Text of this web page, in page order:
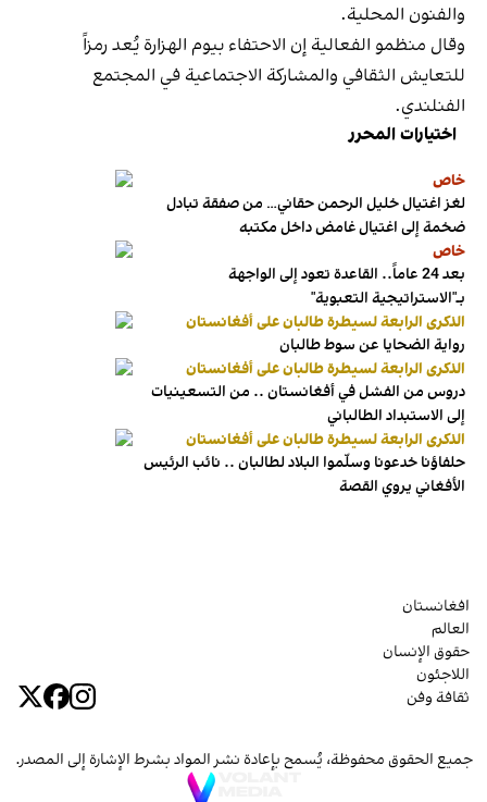
والفنون المحلية.
وقال منظمو الفعالية إن الاحتفاء بيوم الهزارة يُعد رمزاً
للتعايش الثقافي والمشاركة الاجتماعية في المجتمع
الفنلندي.
اختيارات المحرر
خاص
لغز اغتيال خليل الرحمن حقاني… من صفقة تبادل
ضخمة إلى اغتيال غامض داخل مكتبه
خاص
بعد 24 عاماً.. القاعدة تعود إلى الواجهة
بـ"الاستراتيجية التعبوية"
الذكرى الرابعة لسيطرة طالبان على أفغانستان
رواية الضحايا عن سوط طالبان
الذكرى الرابعة لسيطرة طالبان على أفغانستان
دروس من الفشل في أفغانستان .. من التسعينيات
إلى الاستبداد الطالباني
الذكرى الرابعة لسيطرة طالبان على أفغانستان
حلفاؤنا خدعونا وسلّموا البلاد لطالبان .. نائب الرئيس
الأفغاني يروي القصة
افغانستان
العالم
حقوق الإنسان
اللاجئون
ثقافة وفن
جميع الحقوق محفوظة، يُسمح بإعادة نشر المواد بشرط الإشارة إلى المصدر.